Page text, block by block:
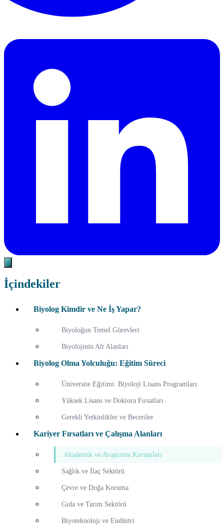
İçindekiler
Biyolog Kimdir ve Ne İş Yapar?
Biyoloğun Temel Görevleri
Biyolojinin Alt Alanları
Biyolog Olma Yolculuğu: Eğitim Süreci
Üniversite Eğitimi: Biyoloji Lisans Programları
Yüksek Lisans ve Doktora Fırsatları
Gerekli Yetkinlikler ve Beceriler
Kariyer Fırsatları ve Çalışma Alanları
Akademik ve Araştırma Kurumları
Sağlık ve İlaç Sektörü
Çevre ve Doğa Koruma
Gıda ve Tarım Sektörü
Biyoteknoloji ve Endüstri